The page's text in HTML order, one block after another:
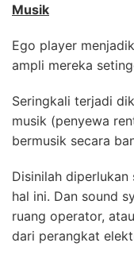
Musik
Ego player
ampli mereka
Seringkali terjadi
musik (penyewa
bermusik secara
Disinilah
hal ini. Dan sound
ruang operator,
dari perangkat